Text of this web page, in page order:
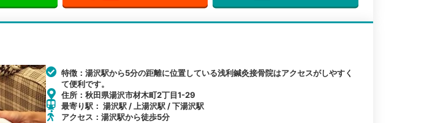
特徴：湯沢駅から5分の距離に位置している浅利鍼灸接骨院はアクセスがしやすく
て便利です。
住所：秋田県湯沢市材木町2丁目1-29
最寄り駅： 湯沢駅 / 上湯沢駅 / 下湯沢駅
アクセス：湯沢駅から徒歩5分